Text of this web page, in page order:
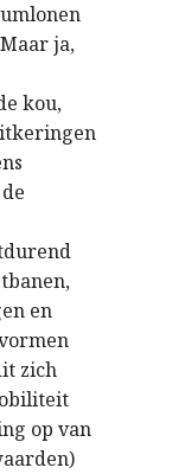
ja,
kou,
en
zich
op van